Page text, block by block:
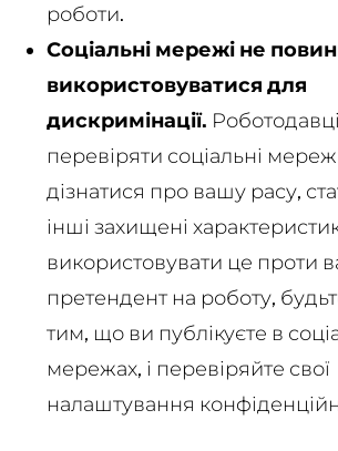
роботи.
Соціальні мережі не
використовуватися для
дискримінації.
перевіряти соціальні
дізнатися про вашу расу,
інші захищені
використовувати це проти
претендент на роботу,
тим, що ви публікуєте в
мережах, і перевіряйте свої
налаштування